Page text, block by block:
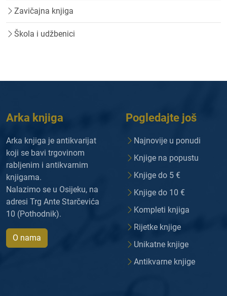
Zavičajna knjiga
Škola i udžbenici
Arka knjiga
Arka knjiga je antikvarijat
koji se bavi trgovinom
rabljenim i antikvarnim
knjigama.
Nalazimo se u Osijeku, na
adresi Trg Ante Starčevića
10 (Pothodnik).
O nama
Pogledajte još
Najnovije u ponudi
Knjige na popustu
Knjige do 5 €
Knjige do 10 €
Kompleti knjiga
Rijetke knjige
Unikatne knjige
Antikvarne knjige